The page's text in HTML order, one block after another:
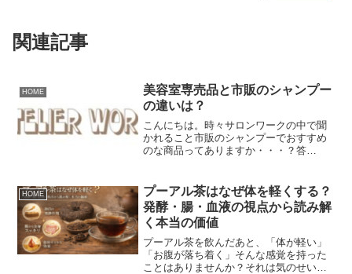
関連記事
HOME
美容室専売品と市販のシャンプー
の違いは？
こんにちは。時々サロンワークの中で聞
かれること市販のシャンプーでおすすめ
のな商品ってありますか・・・？答
い商品もあると思いますが、この仕事を
やってからは使ったことがあま...
HOME
プーアル茶はなぜ体を軽くする？
発酵・腸・血液の視点から読み解
く本当の価値
プーアル茶を飲んだあと、「体が軽い」
「お腹が落ち着く」そんな感覚を持った
ことはありませんか？それは気のせいで